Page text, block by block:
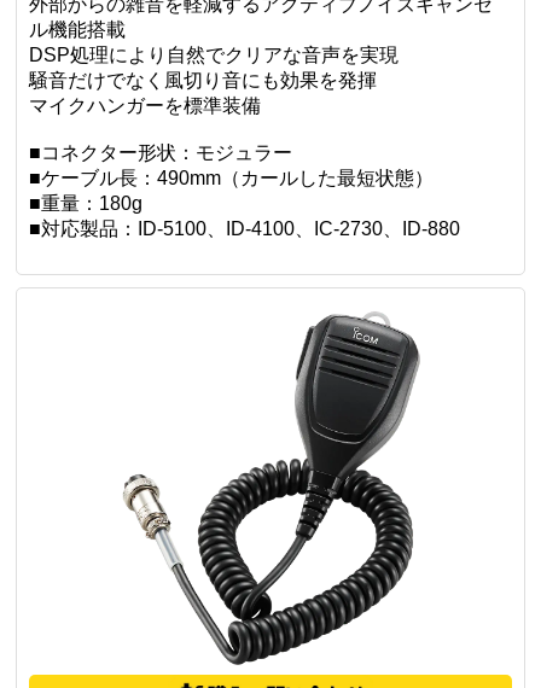
ICOM 【新品】ID:1313
HM-209
¥9,350(税込)
メーカー製品ページ
ノイズキャンセルハンドマイクロホン
外部からの雑音を軽減するアクティブノイズキャンセ
ル機能搭載
DSP処理により自然でクリアな音声を実現
マイクハンガーを標準装備
■ケーブル長：490mm（カールした最短状態）
■対応製品：ID-5100、ID-4100、IC-2730、ID-880